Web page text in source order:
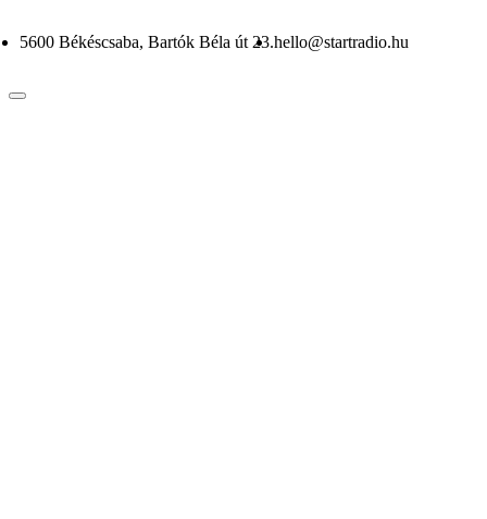
5600 Békéscsaba, Bartók Béla út 23.hello@startradio.hu